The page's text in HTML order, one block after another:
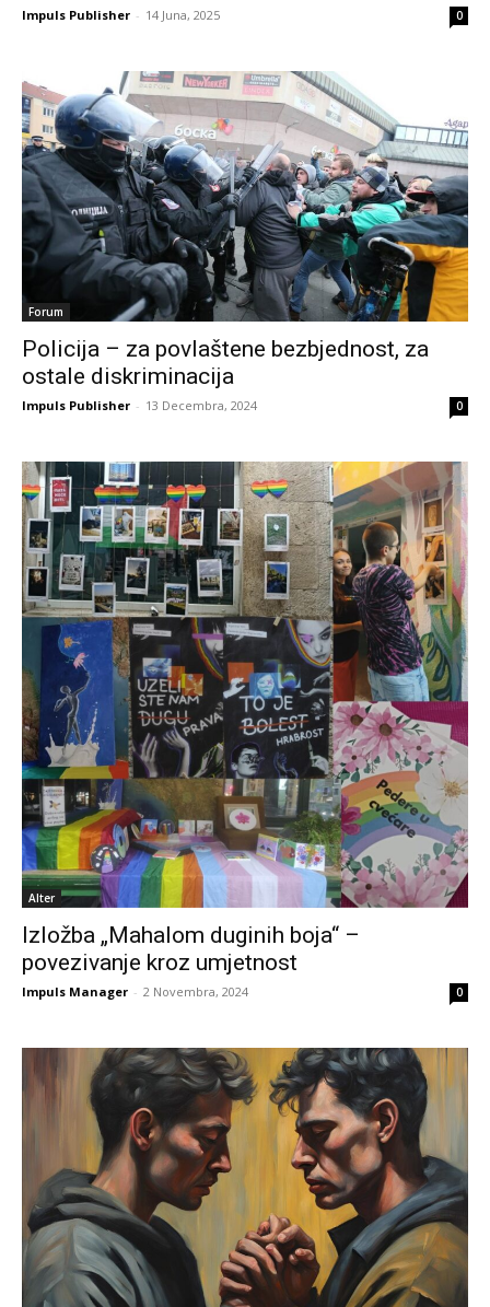
Impuls Publisher - 14 Juna, 2025 0
Forum
Policija – za povlaštene bezbjednost, za
ostale diskriminacija
Impuls Publisher - 13 Decembra, 2024 0
Alter
Izložba „Mahalom duginih boja“ –
povezivanje kroz umjetnost
Impuls Manager - 2 Novembra, 2024 0